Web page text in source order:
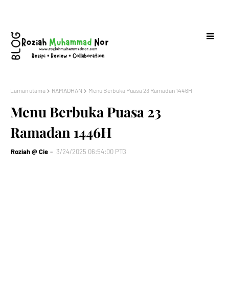
Laman utama RAMADHAN Menu Berbuka Puasa 23 Ramadan 1446H
Menu Berbuka Puasa 23
Ramadan 1446H
Roziah @ Cie 3/24/2025 06:54:00 PTG